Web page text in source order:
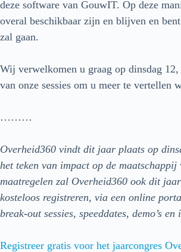
deze software van GouwIT. Op deze
overal beschikbaar zijn en blijven en
zal gaan.
Wij verwelkomen u graag op dinsdag
van onze sessies om u meer te vertellen
………
Overheid360 vindt dit jaar plaats op
het teken van impact op de
maatregelen zal Overheid360 ook dit
kosteloos registreren, via een online
break-out sessies, speeddates, demo’s
Registreer gratis voor het jaarcongres